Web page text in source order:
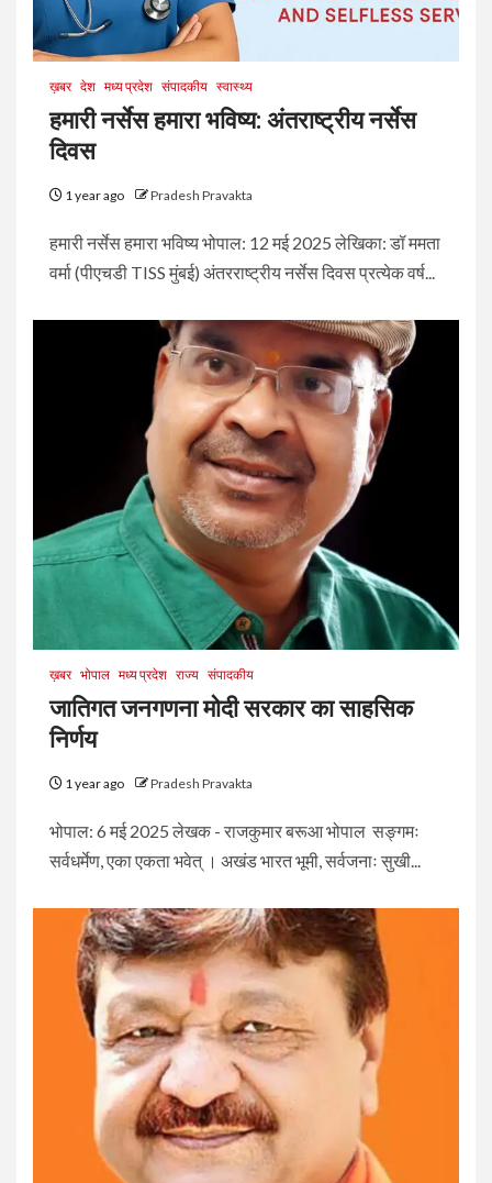
ख़बर देश मध्य प्रदेश संपादकीय स्वास्थ्य
हमारी नर्सेस हमारा भविष्य: अंतराष्ट्रीय नर्सेस
दिवस
1 year ago Pradesh Pravakta
हमारी नर्सेस हमारा भविष्य भोपाल: 12 मई 2025 लेखिका: डॉ ममता
वर्मा (पीएचडी TISS मुंबई) अंतरराष्ट्रीय नर्सेस दिवस प्रत्येक वर्ष...
ख़बर भोपाल मध्य प्रदेश राज्य संपादकीय
जातिगत जनगणना मोदी सरकार का साहसिक
निर्णय
1 year ago Pradesh Pravakta
भोपाल: 6 मई 2025 लेखक - राजकुमार बरूआ भोपाल सङ्गमः
सर्वधर्मेण, एका एकता भवेत् । अखंड भारत भूमी, सर्वजनाः सुखी...